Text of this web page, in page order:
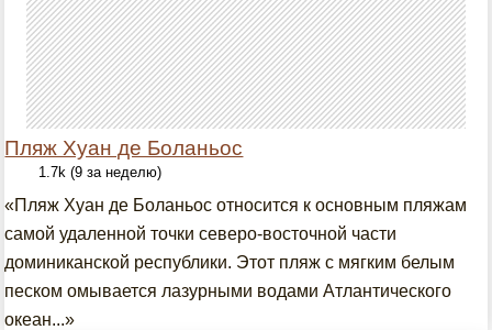
Пляж Хуан де Боланьос
1.7k (9 за неделю)
«Пляж Хуан де Боланьос относится к основным пляжам
самой удаленной точки северо-восточной части
доминиканской республики. Этот пляж с мягким белым
песком омывается лазурными водами Атлантического
океан...»